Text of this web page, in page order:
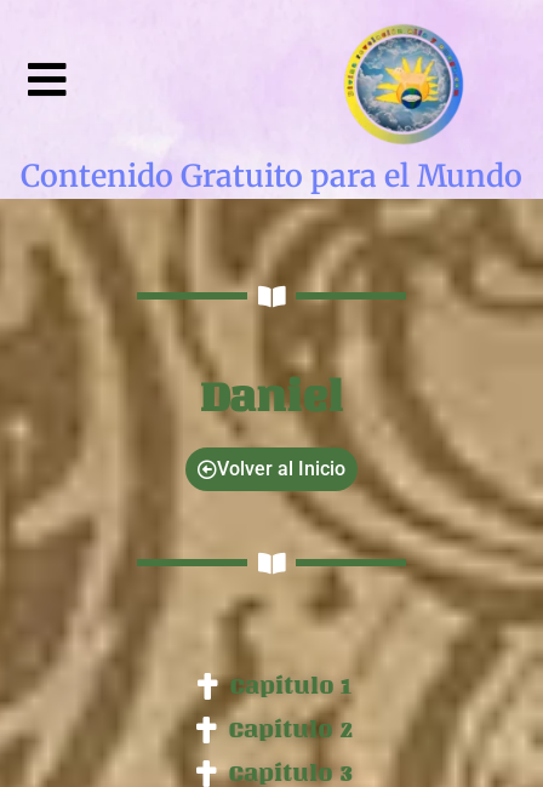
Contenido Gratuito para el Mundo
Daniel
Volver al Inicio
Capítulo 1
Capítulo 2
Capítulo 3